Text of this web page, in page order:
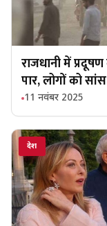
राजधानी में
पार, लोगों को
11 नवंबर 2025
देश